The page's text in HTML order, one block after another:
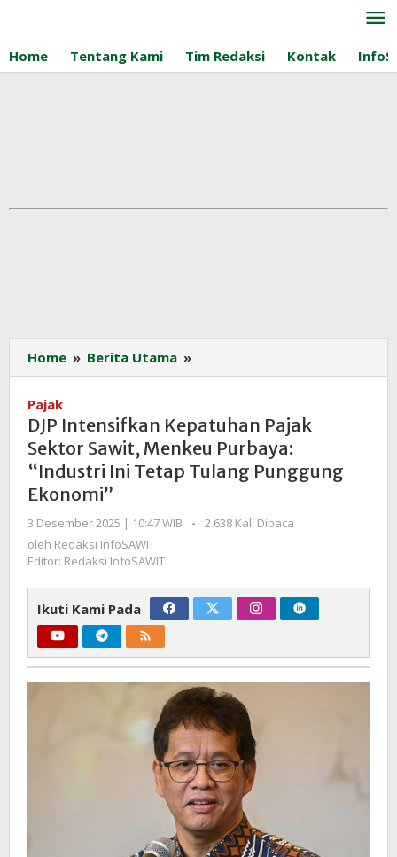
konten
Home Tentang Kami Tim Redaksi Kontak
Home » Berita Utama »
Intensifkan
Sektor
Sawit,
Menkeu
Ini
Punggung
Ekonomi”
Pajak
DJP Intensifkan Kepatuhan Pajak
Sektor Sawit, Menkeu Purbaya:
“Industri Ini Tetap Tulang Punggung
Ekonomi”
3 Desember 2025 | 10:47 WIB
oleh
-
2.638 Kali Dibaca
oleh Redaksi InfoSAWIT
Editor: Redaksi InfoSAWIT
Ikuti Kami Pada